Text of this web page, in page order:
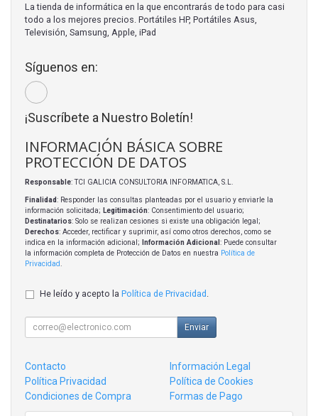
La tienda de informática en la que encontrarás de todo para casi
todo a los mejores precios. Portátiles HP, Portátiles Asus,
Televisión, Samsung, Apple, iPad
Síguenos en:
¡Suscríbete a Nuestro Boletín!
INFORMACIÓN BÁSICA SOBRE
PROTECCIÓN DE DATOS
Responsable: TCI GALICIA CONSULTORIA INFORMATICA, S.L.
Finalidad: Responder las consultas planteadas por el usuario y enviarle la
información solicitada; Legitimación: Consentimiento del usuario;
Destinatarios: Solo se realizan cesiones si existe una obligación legal;
Derechos: Acceder, rectificar y suprimir, así como otros derechos, como se
indica en la información adicional;
Información Adicional : Puede consultar
la información completa de Protección de Datos en nuestra Política de
Privacidad
He leído y acepto la Política de Privacidad
Enviar
Contacto
Información Legal
Política Privacidad
Política de Cookies
Condiciones de Compra
Formas de Pago